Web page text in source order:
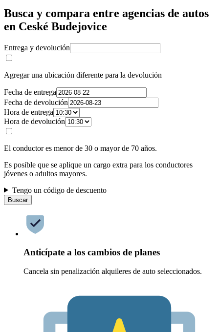
Busca y compara entre agencias de autos
en Ceské Budejovice
Entrega y devolución
Agregar una ubicación diferente para la devolución
Fecha de entrega
Fecha de devolución
Hora de entrega
Hora de devolución
El conductor es menor de 30 o mayor de 70 años.
Es posible que se aplique un cargo extra para los conductores
jóvenes o adultos mayores.
Tengo un código de descuento
Buscar
Anticípate a los cambios de planes
Cancela sin penalización alquileres de auto seleccionados.